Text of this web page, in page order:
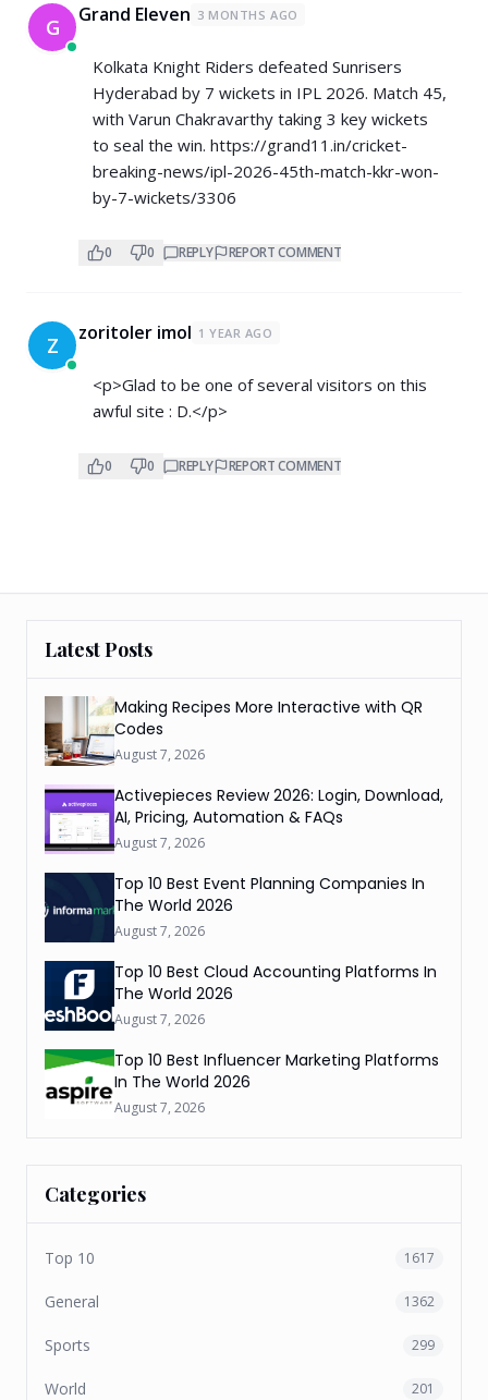
G Grand Eleven 3 MONTHS AGO
Kolkata Knight Riders defeated Sunrisers
Hyderabad by 7 wickets in IPL 2026. Match 45,
with Varun Chakravarthy taking 3 key wickets
to seal the win. https://grand11.in/cricket-
breaking-news/ipl-2026-45th-match-kkr-won-
by-7-wickets/3306
0 0 REPLY REPORT COMMENT
Z zoritoler imol 1 YEAR AGO
<p>Glad to be one of several visitors on this
awful site : D.</p>
0 0 REPLY REPORT COMMENT
Latest Posts
Making Recipes More Interactive with QR
Codes
August 7, 2026
Activepieces Review 2026: Login, Download,
AI, Pricing, Automation & FAQs
August 7, 2026
Top 10 Best Event Planning Companies In
The World 2026
August 7, 2026
Top 10 Best Cloud Accounting Platforms In
The World 2026
August 7, 2026
Top 10 Best Influencer Marketing Platforms
In The World 2026
August 7, 2026
Categories
Top 10 1617
General 1362
Sports 299
World 201